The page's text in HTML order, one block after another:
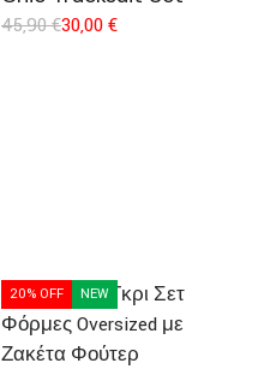
45,90€30,00€
20% OFF NEW